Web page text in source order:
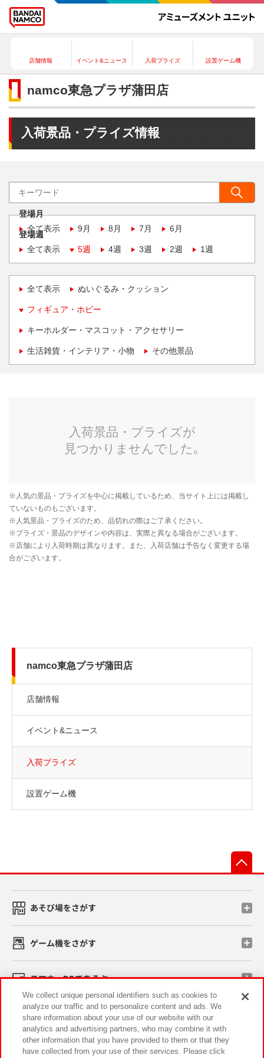
店舗情報 イベント&ニュース 入荷プライズ 設置ゲーム機
namco東急プラザ蒲田店
入荷景品・プライズ情報
登場月
全て表示
9月 8月 7月 6月
登場週
全て表示
5週 4週 3週 2週 1週
全て表示 ぬいぐるみ・クッション
フィギュア・ホビー
キーホルダー・マスコット・アクセサリー
生活雑貨・インテリア・小物 その他景品
namco東急プラザ蒲田店
店舗情報
イベント&ニュース
入荷プライズ
設置ゲーム機
あそび場をさがす
ゲーム機をさがす
スマホ・PCであそぶ
イベント・キャンペーン
We collect unique personal identifiers such as cookies to
analyze our traffic and to personalize content and ads. We
share information about your use of our website with our
analytics and advertising partners, who may combine it with
other information that you have provided to them or that they
have collected from your use of their services. Please click